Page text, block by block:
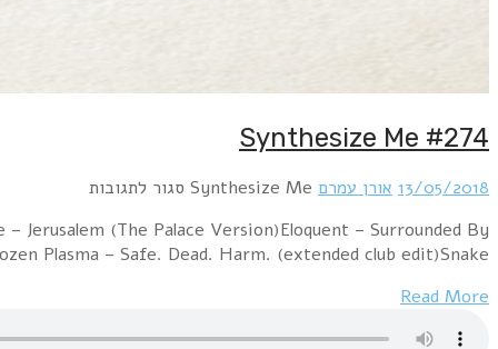
Hour 1 Netta – ToyXparadox – ToyT.O.Y – The
MachinesLogic & Olivia – Because Of